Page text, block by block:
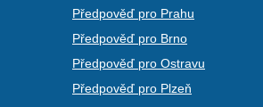
Předpověď pro Prahu
Předpověď pro Brno
Předpověď pro Ostravu
Předpověď pro Plzeň